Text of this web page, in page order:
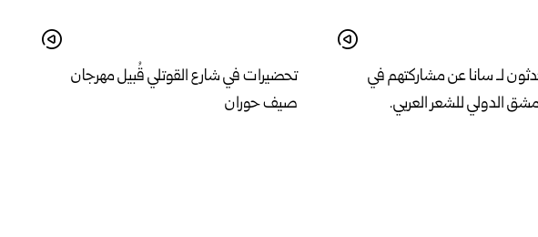
لـ سانا عن مشاركتهم في
الدولي للشعر العربي.
تحضيرات في شارع القوتلي قُبيل مهرجان
صيف حوران